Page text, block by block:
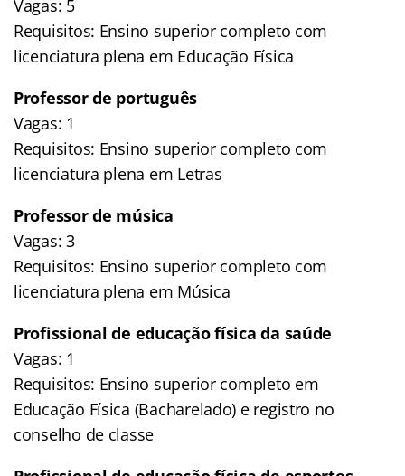
Vagas: 5
Requisitos: Ensino superior completo com
licenciatura plena em Educação Física
Professor de português
Vagas: 1
Requisitos: Ensino superior completo com
licenciatura plena em Letras
Professor de música
Vagas: 3
Requisitos: Ensino superior completo com
licenciatura plena em Música
Profissional de educação física da saúde
Vagas: 1
Requisitos: Ensino superior completo em
Educação Física (Bacharelado) e registro no
conselho de classe